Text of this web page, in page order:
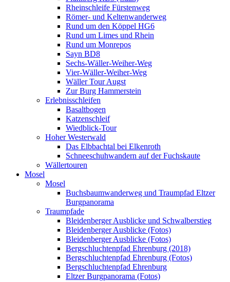
Rheinschleife Fürstenweg
Römer- und Keltenwanderweg
Rund um den Köppel HG6
Rund um Limes und Rhein
Rund um Monrepos
Sayn BD8
Sechs-Wäller-Weiher-Weg
Vier-Wäller-Weiher-Weg
Wäller Tour Augst
Zur Burg Hammerstein
Erlebnisschleifen
Basaltbogen
Katzenschleif
Wiedblick-Tour
Hoher Westerwald
Das Elbbachtal bei Elkenroth
Schneeschuhwandern auf der Fuchskaute
Wällertouren
Mosel
Mosel
Buchsbaumwanderweg und Traumpfad Eltzer
Burgpanorama
Traumpfade
Bleidenberger Ausblicke und Schwalberstieg
Bleidenberger Ausblicke (Fotos)
Bleidenberger Ausblicke (Fotos)
Bergschluchtenpfad Ehrenburg (2018)
Bergschluchtenpfad Ehrenburg (Fotos)
Bergschluchtenpfad Ehrenburg
Eltzer Burgpanorama (Fotos)